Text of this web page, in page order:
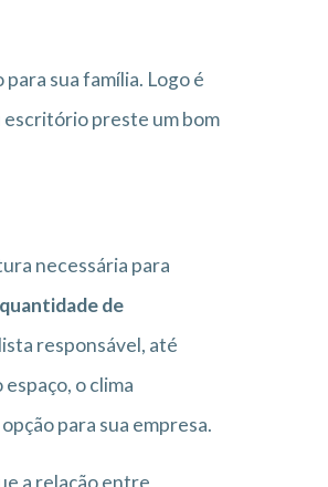
sua família. Logo é
escritório preste um bom
necessária para
quantidade de
responsável, até
o clima
para sua empresa.